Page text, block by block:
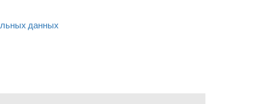
данных